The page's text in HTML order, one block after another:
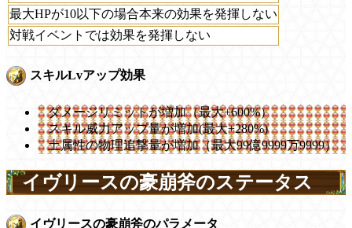
最大HPが10以下の場合本来の効果を発揮しない
対戦イベントでは効果を発揮しない
スキルLvアップ効果
ダメージリミットが増加（最大+600%）
スキル威力アップ量が増加(最大+280%)
土属性の物理追撃量が増加（最大99億9999万9999）
イヴリースの豪崩斧のステータス
イヴリースの豪崩斧のパラメータ